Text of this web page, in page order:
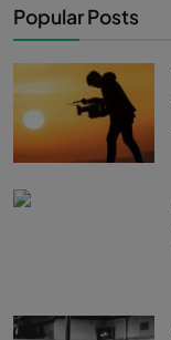
Popular Posts